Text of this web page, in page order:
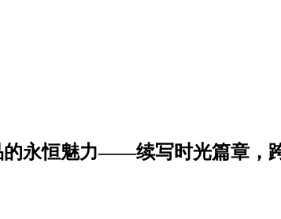
的永恒魅力——续写时光篇章，